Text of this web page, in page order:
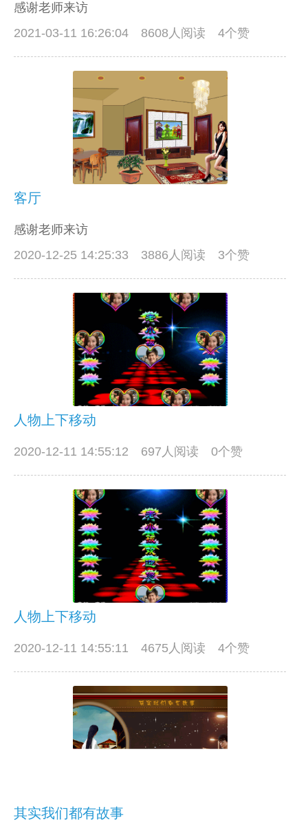
感谢老师来访
2021-03-11 16:26:04
8608人阅读 4个赞
客厅
感谢老师来访
2020-12-25 14:25:33
3886人阅读 3个赞
人物上下移动
2020-12-11 14:55:12 697人阅读 0个赞
人物上下移动
2020-12-11 14:55:11 4675人阅读 4个赞
其实我们都有故事